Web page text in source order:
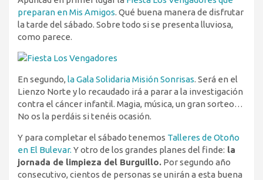
preparan en Mis Amigos. Qué buena manera de disfrutar
la tarde del sábado. Sobre todo si se presenta lluviosa,
como parece.
En segundo, la Gala Solidaria Misión Sonrisas. Será en el
Lienzo Norte y lo recaudado irá a parar a la investigación
contra el cáncer infantil. Magia, música, un gran sorteo…
No os la perdáis si tenéis ocasión.
Y para completar el sábado tenemos Talleres de Otoño
en El Bulevar. Y otro de los grandes planes del finde: la
jornada de limpieza del Burguillo. Por segundo año
consecutivo, cientos de personas se unirán a esta buena